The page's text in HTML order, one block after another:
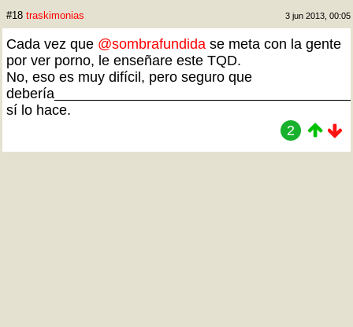
#18 traskimonias 3 jun 2013, 00:05
Cada vez que @sombrafundida se meta con la gente
por ver porno, le enseñare este TQD.
No, eso es muy difícil, pero seguro que
sí lo hace.
2